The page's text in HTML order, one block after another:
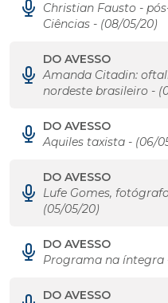
Christian Fausto -
Ciências - (08/05/20)
DO AVESSO
Amanda Citadin:
nordeste brasileiro -
DO AVESSO
Aquiles taxista - (06/
DO AVESSO
Lufe Gomes,
(05/05/20)
DO AVESSO
Programa na íntegra
DO AVESSO